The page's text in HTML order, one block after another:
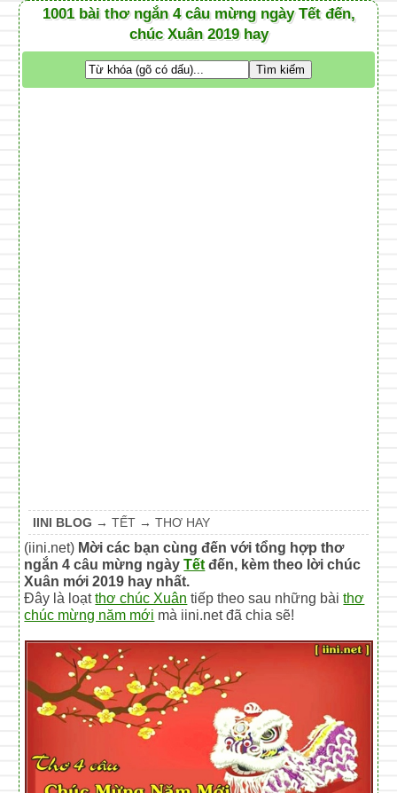
1001 bài thơ ngắn 4 câu mừng ngày Tết đến,
chúc Xuân 2019 hay
IINI BLOG →TẾT →THƠ HAY
(iini.net) Mời các bạn cùng đến với tổng hợp thơ
ngắn 4 câu mừng ngàyTết đến, kèm theo lời chúc
Xuân mới 2019 hay nhất.
Đây là loạtthơ chúc Xuân tiếp theo sau những bàithơ
chúc mừng năm mới mà iini.net đã chia sẽ!